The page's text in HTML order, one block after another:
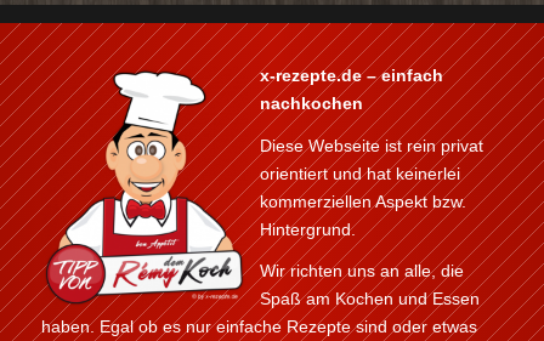
x-rezepte.de – einfach
nachkochen
Diese Webseite ist rein privat
orientiert und hat keinerlei
kommerziellen Aspekt bzw.
Hintergrund.
Wir richten uns an alle, die
Spaß am Kochen und Essen
haben. Egal ob es nur einfache Rezepte sind oder etwas